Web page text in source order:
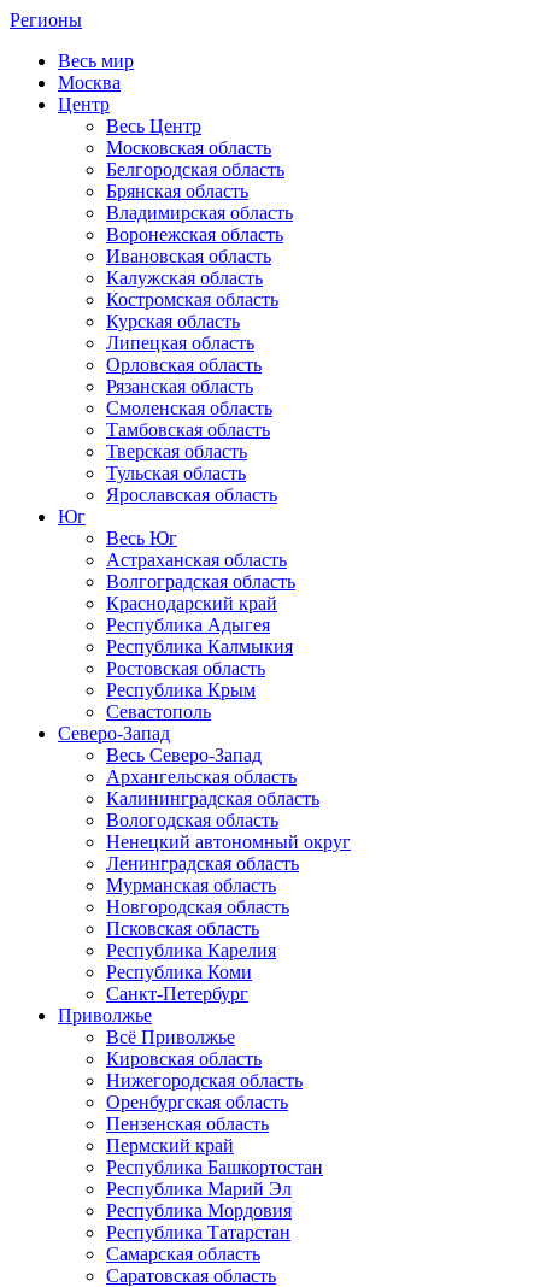
Регионы
Весь мир
Москва
Центр
Весь Центр
Московская область
Белгородская область
Брянская область
Владимирская область
Воронежская область
Ивановская область
Калужская область
Костромская область
Курская область
Липецкая область
Орловская область
Рязанская область
Смоленская область
Тамбовская область
Тверская область
Тульская область
Ярославская область
Юг
Весь Юг
Астраханская область
Волгоградская область
Краснодарский край
Республика Адыгея
Республика Калмыкия
Ростовская область
Республика Крым
Севастополь
Северо-Запад
Весь Северо-Запад
Архангельская область
Калининградская область
Вологодская область
Ненецкий автономный округ
Ленинградская область
Мурманская область
Новгородская область
Псковская область
Республика Карелия
Республика Коми
Санкт-Петербург
Приволжье
Всё Приволжье
Кировская область
Нижегородская область
Оренбургская область
Пензенская область
Пермский край
Республика Башкортостан
Республика Марий Эл
Республика Мордовия
Республика Татарстан
Самарская область
Саратовская область